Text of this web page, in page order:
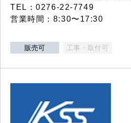
TEL：0276-22-7749
営業時間：8:30〜17:30
販売可 工事・取付可